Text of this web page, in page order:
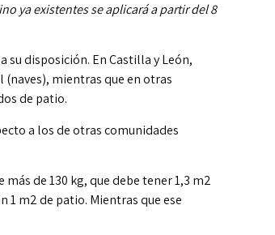
ya existentes se aplicará a partir del 8
su disposición. En Castilla y León,
mientras que en otras
de patio.
a los de otras comunidades
de 130 kg, que debe tener 1,3 m2
1 m2 de patio. Mientras que ese